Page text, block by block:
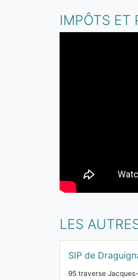
IMPÔTS ET
LES
SIP de
95 traverse